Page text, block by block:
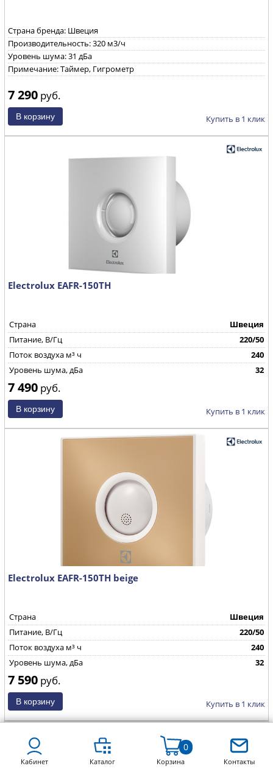
Страна бренда: Швеция
Производительность: 320 м3/ч
Уровень шума: 31 дБа
Примечание: Таймер, Гигрометр
7 290 руб.
Купить в 1 клик
Electrolux EAFR-150TH
Страна
Швеция
Питание, В/Гц
220/50
Поток воздуха м³ ч
240
Уровень шума, дБа
32
7 490 руб.
Купить в 1 клик
Electrolux EAFR-150TH beige
Страна
Швеция
Питание, В/Гц
220/50
Поток воздуха м³ ч
240
Уровень шума, дБа
32
7 590 руб.
Купить в 1 клик
Кабинет Каталог Корзина
0
Контакты